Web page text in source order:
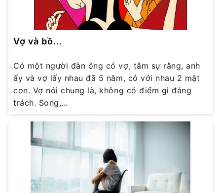
Vợ và bồ...
Có một người đàn ông có vợ, tâm sự rằng, anh
ấy và vợ lấy nhau đã 5 năm, có với nhau 2 mặt
con. Vợ nói chung là, không có điểm gì đáng
trách. Song,...